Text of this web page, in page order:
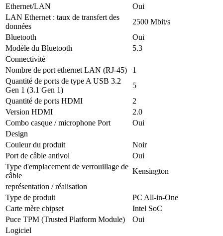
Ethernet/LAN
Oui
LAN Ethernet : taux de transfert des
données
2500 Mbit/s
Bluetooth
Oui
Modèle du Bluetooth
5.3
Connectivité
Nombre de port ethernet LAN (RJ-45)
1
Quantité de ports de type A USB 3.2
Gen 1 (3.1 Gen 1)
5
Quantité de ports HDMI
2
Version HDMI
2.0
Combo casque / microphone Port
Oui
Design
Couleur du produit
Noir
Port de câble antivol
Oui
Type d'emplacement de verrouillage de
câble
Kensington
représentation / réalisation
Type de produit
PC All-in-One
Carte mère chipset
Intel SoC
Puce TPM (Trusted Platform Module)
Oui
Logiciel